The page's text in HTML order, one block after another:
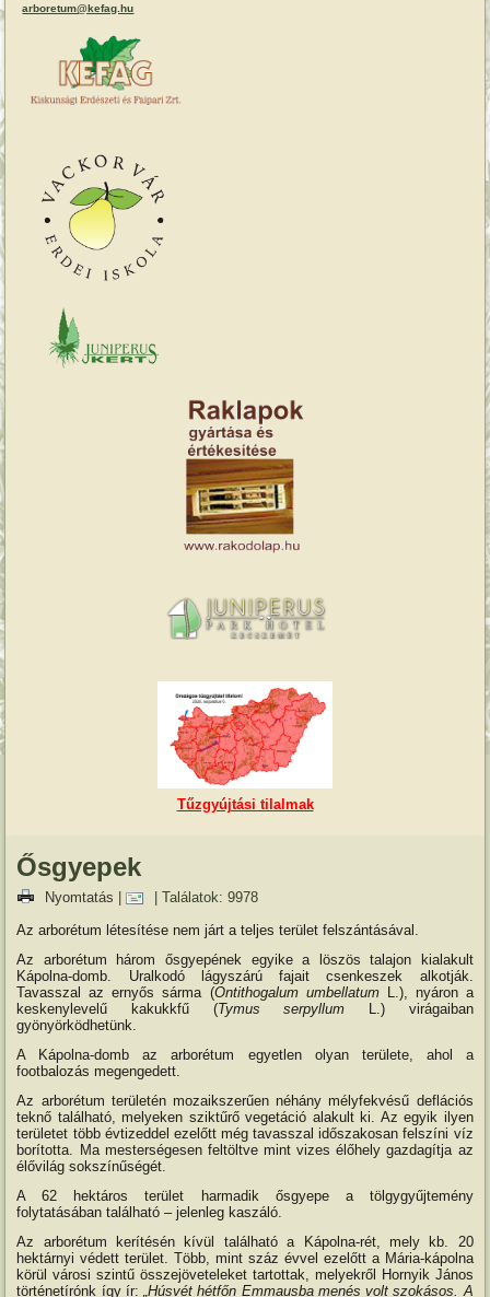
arboretum@kefag.hu
Tűzgyújtási tilalmak
Ősgyepek
Nyomtatás |
| Találatok: 9978
Az arborétum létesítése nem járt a teljes terület felszántásával.
Az arborétum három ősgyepének egyike a löszös talajon kialakult
Kápolna-domb. Uralkodó lágyszárú fajait csenkeszek alkotják.
Tavasszal az ernyős sárma (Ontithogalum umbellatumL.), nyáron a
keskenylevelű kakukkfű (Tymus serpyllum L.) virágaiban
gyönyörködhetünk.
A Kápolna-domb az arborétum egyetlen olyan területe, ahol a
footbalozás megengedett.
Az arborétum területén mozaikszerűen néhány mélyfekvésű deflációs
teknő található, melyeken sziktűrő vegetáció alakult ki. Az egyik ilyen
területet több évtizeddel ezelőtt még tavasszal időszakosan felszíni víz
borította. Ma mesterségesen feltöltve mint vizes élőhely gazdagítja az
élővilág sokszínűségét.
A 62 hektáros terület harmadik ősgyepe a tölgygyűjtemény
folytatásában található – jelenleg kaszáló.
Az arborétum kerítésén kívül található a Kápolna-rét, mely kb. 20
hektárnyi védett terület. Több, mint száz évvel ezelőtt a Mária-kápolna
körül városi szintű összejöveteleket tartottak, melyekről Hornyik János
történetírónk így ír: „Húsvét hétfőn Emmausba menés volt szokásos. A